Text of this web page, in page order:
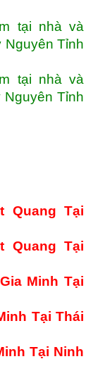
tại nhà và
Tỉnh
tại nhà và
Tỉnh
Quang Tại
Quang Tại
Minh Tại
Tại Thái
Tại Ninh